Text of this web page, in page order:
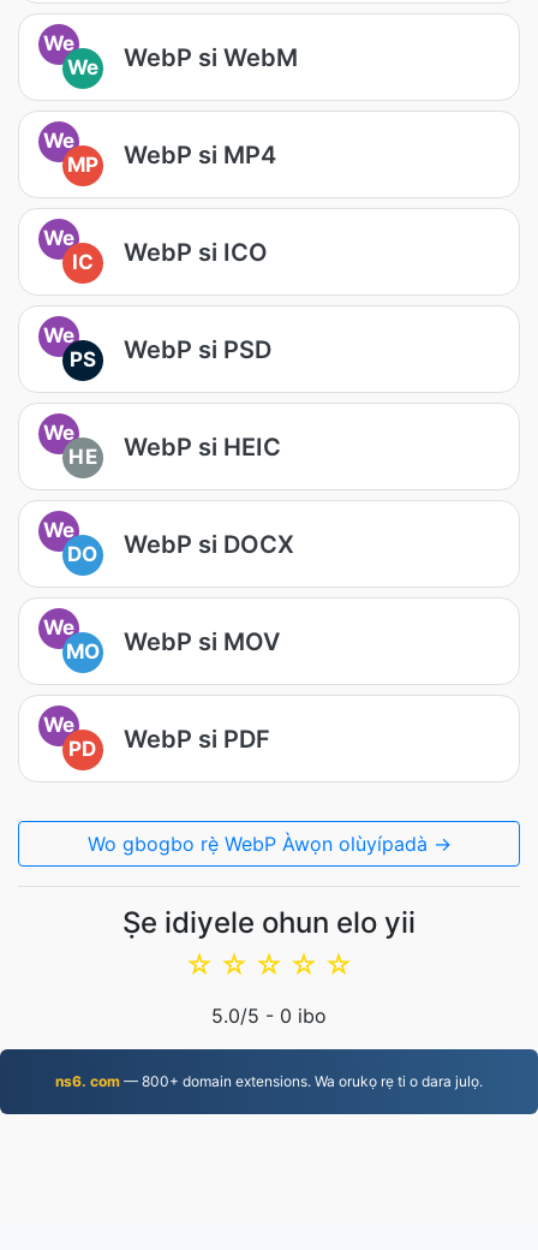
We
We
WebP si WebM
We
MP
WebP si MP4
We
IC
WebP si ICO
We
PS
WebP si PSD
We
HE
WebP si HEIC
We
DO
WebP si DOCX
We
MO
WebP si MOV
We
PD
WebP si PDF
Wo gbogbo rẹ̀ WebP Àwọn olùyípadà →
Ṣe idiyele ohun elo yii
☆
☆
☆
☆
☆
5.0/5 - 0 ibo
ns6. com — 800+ domain extensions. Wa orukọ rẹ ti o dara julọ.